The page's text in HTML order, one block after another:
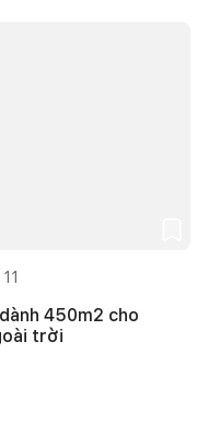
11
450m2 cho
trời